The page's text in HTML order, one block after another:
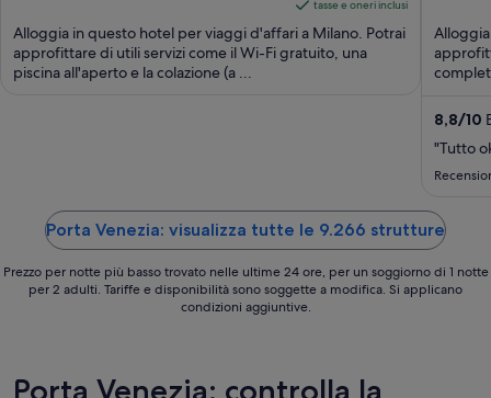
5
236 €
a
11
ago
tasse e oneri inclusi
Alloggia in questo hotel per viaggi d'affari a Milano. Potrai
approfittare di utili servizi come il Wi-Fi gratuito, una
piscina all'aperto e la colazione (a ...
5
8,8/10
"Tutto
Porta Venezia: visualizza tutte le 9.266 strutture
Prezzo per notte più basso trovato nelle ultime 24 ore, per un soggiorno di 1 notte
per 2 adulti. Tariffe e disponibilità sono soggette a modifica. Si applicano
condizioni aggiuntive.
Porta Venezia: controlla la